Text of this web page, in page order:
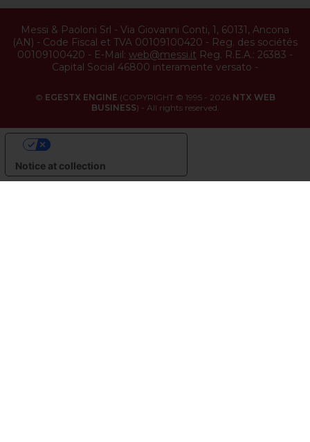
Messi & Paoloni Srl - Via Giovanni Conti, 1, 60131, Ancona
(AN) - Code Fiscal et TVA 00109100420 - Reg. des sociétés
00109100420 - E-Mail: web@messi.it Reg. R.E.A.: 26383 -
Capital Social 46800 interamente versato -
© EGESTX ENGINE (COPYRIGHT © 1995 - 2026 NTX WEB
BUSINESS) - All rights reserved.
Notice at collection